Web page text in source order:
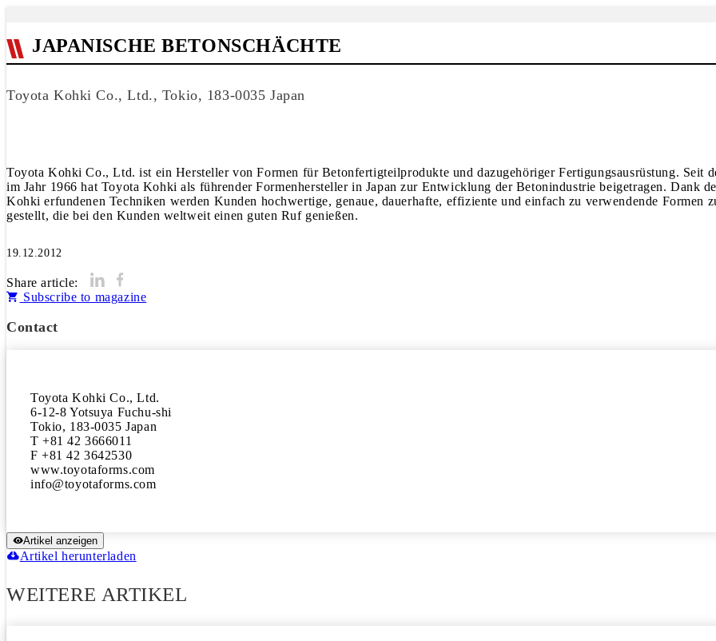
JAPANISCHE BETONSCHÄCHTE
Toyota Kohki Co., Ltd., Tokio, 183-0035 Japan
Toyota Kohki Co., Ltd. ist ein Hersteller von Formen für Betonfertigteilprodukte und dazugehöriger Fertigungsausrüstung. Seit
im Jahr 1966 hat Toyota Kohki als führender Formenhersteller in Japan zur Entwicklung der Betonindustrie beigetragen. Dank
Kohki erfundenen Techniken werden Kunden hochwertige, genaue, dauerhafte, effiziente und einfach zu verwendende Formen
gestellt, die bei den Kunden weltweit einen guten Ruf genießen.
19.12.2012
Share article:
Subscribe to magazine
Contact
Toyota Kohki Co., Ltd.
6-12-8 Yotsuya Fuchu-shi
Tokio, 183-0035 Japan
T +81 42 3666011
F +81 42 3642530
www.toyotaforms.com
Artikel anzeigen
Artikel herunterladen
WEITERE ARTIKEL